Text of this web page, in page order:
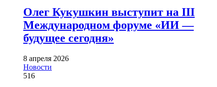
Олег Кукушкин выступит на III
Международном форуме «ИИ —
будущее сегодня»
8 апреля 2026
Новости
516